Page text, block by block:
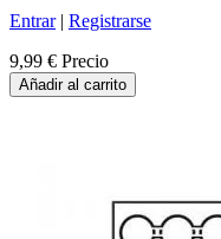
Entrar| Registrarse
9,99 € Precio
Añadir al carrito